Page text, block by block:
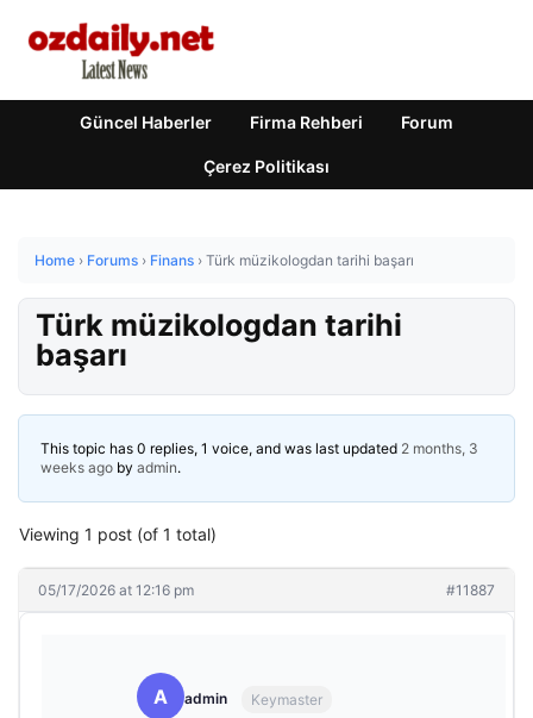
Güncel Haberler Firma Rehberi Forum
Çerez Politikası
Home › Forums › Finans › Türk müzikologdan tarihi başarı
Türk müzikologdan tarihi
başarı
This topic has 0 replies, 1 voice, and was last updated 2 months, 3
weeks ago by admin.
Viewing 1 post (of 1 total)
05/17/2026 at 12:16 pm #11887
A admin Keymaster